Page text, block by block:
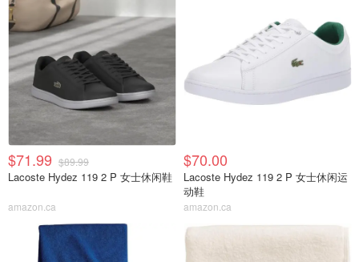
$71.99 $89.99
Lacoste Hydez 119 2 P 女士休闲鞋
amazon.ca
$70.00
Lacoste Hydez 119 2 P 女士休闲运
动鞋
amazon.ca